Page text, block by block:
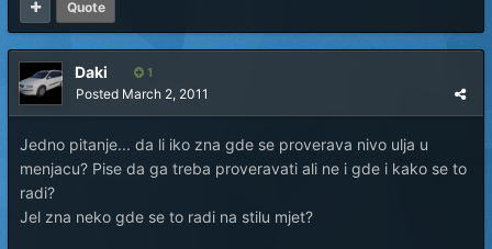
Quote
Daki 1
Posted March 2, 2011
Jedno pitanje... da li iko zna gde se proverava nivo ulja u
menjacu? Pise da ga treba proveravati ali ne i gde i kako se to
radi?
Jel zna neko gde se to radi na stilu mjet?